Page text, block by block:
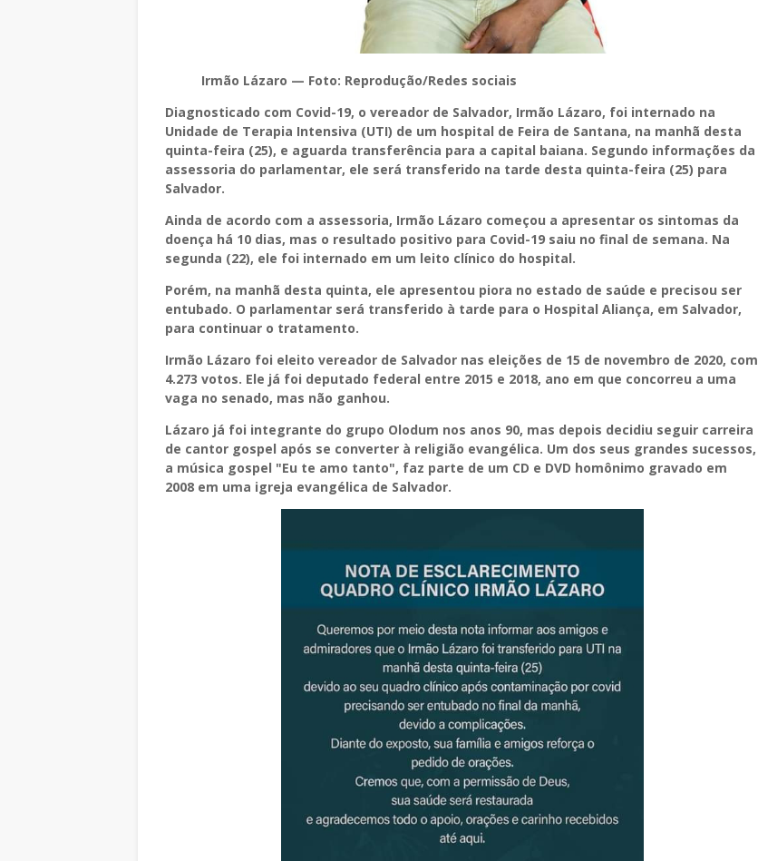
Irmão Lázaro — Foto: Reprodução/Redes sociais
Diagnosticado com Covid-19, o vereador de Salvador, Irmão Lázaro, foi internado na
Unidade de Terapia Intensiva (UTI) de um hospital de Feira de Santana, na manhã desta
quinta-feira (25), e aguarda transferência para a capital baiana. Segundo informações da
assessoria do parlamentar, ele será transferido na tarde desta quinta-feira (25) para
Salvador.
Ainda de acordo com a assessoria, Irmão Lázaro começou a apresentar os sintomas da
doença há 10 dias, mas o resultado positivo para Covid-19 saiu no final de semana. Na
segunda (22), ele foi internado em um leito clínico do hospital.
Porém, na manhã desta quinta, ele apresentou piora no estado de saúde e precisou ser
entubado. O parlamentar será transferido à tarde para o Hospital Aliança, em Salvador,
para continuar o tratamento.
Irmão Lázaro foi eleito vereador de Salvador nas eleições de 15 de novembro de 2020, com
4.273 votos. Ele já foi deputado federal entre 2015 e 2018, ano em que concorreu a uma
vaga no senado, mas não ganhou.
Lázaro já foi integrante do grupo Olodum nos anos 90, mas depois decidiu seguir carreira
de cantor gospel após se converter à religião evangélica. Um dos seus grandes sucessos,
a música gospel "Eu te amo tanto", faz parte de um CD e DVD homônimo gravado em
2008 em uma igreja evangélica de Salvador.